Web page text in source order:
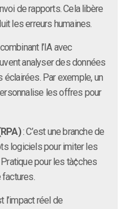
de rapports. Cela libère
les erreurs humaines.
l’IA avec
analyser des données
Par exemple, un
les offres pour
: C’est une branche de
logiciels pour imiter les
pour les tà¢ches
l’impact réel de